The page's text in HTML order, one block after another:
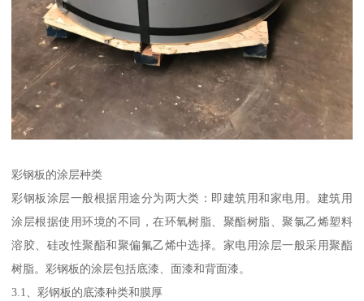
彩钢板的涂层种类
彩钢板涂层一般根据用途分为两大类：即建筑用和家电用。建筑用
涂层根据使用环境的不同，在环氧树脂、聚酯树脂、聚氯乙烯塑料
溶胶、硅改性聚酯和聚偏氟乙烯中选择。家电用涂层一般采用聚酯
树脂。彩钢板的涂层包括底漆、面漆和背面漆。
3.1、彩钢板的底漆种类和膜厚